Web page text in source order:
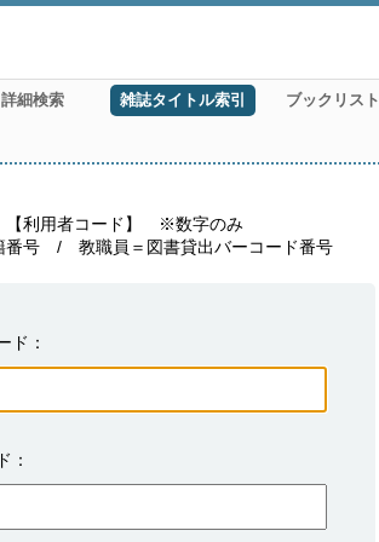
詳細検索 雑誌タイトル索引 ブックリスト
コード】　※数字のみ
番号　/　教職員＝図書貸出バーコード番号
ド